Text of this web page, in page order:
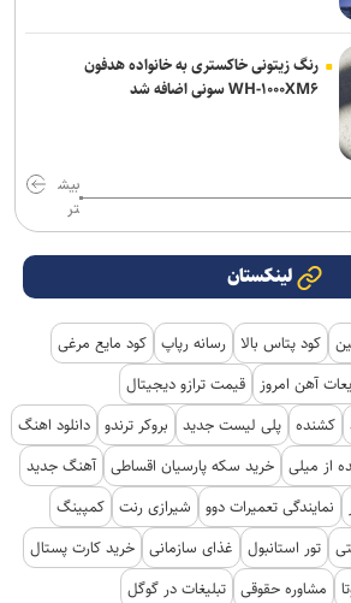
رنگ زیتونی خاکستری به خانواده هدفون
WH-۱۰۰۰XM۶ سونی اضافه شد
بیش
تر
لینکستان
کود پتاس بالا رسانه رپاپ کود مایع مرغی
آهن امروز
قیمت ترازو دیجیتال
کشنده پلی لیست جدید بروکر ترندو دانلود اهنگ
از میلی خرید سکه پارسیان اقساطی آهنگ جدید
نمایندگی تعمیرات دوو شیرازی رنت کمپینگ
تور استانبول غذای سازمانی خرید کارت پستال
مشاوره حقوقی تبلیغات در گوگل